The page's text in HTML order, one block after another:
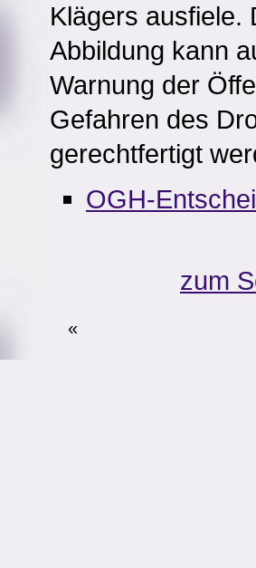
Klägers ausfiele.
Abbildung kann
Warnung der
Gefahren des
gerechtfertigt
OGH-
zum
«